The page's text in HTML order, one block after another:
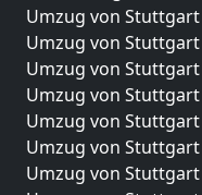
Umzug von
Umzug von
Umzug von
Umzug von
Umzug von
Umzug von
Umzug von